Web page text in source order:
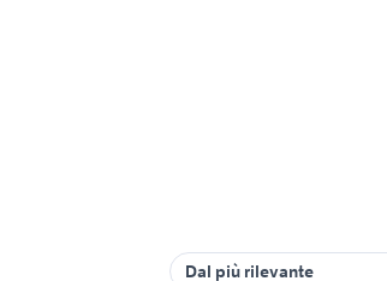
Dal più rilevante